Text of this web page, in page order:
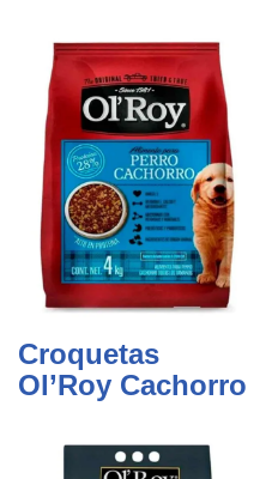
Croquetas
Ol’Roy Cachorro